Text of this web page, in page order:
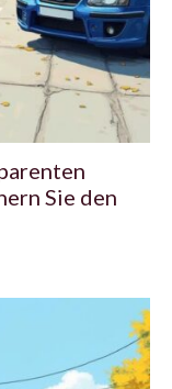
Sie den